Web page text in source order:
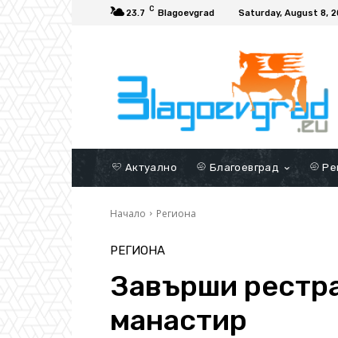
23.7 C Blagoevgrad Saturday, August 8,
Актуално Благоевград
Начало Региона
РЕГИОНА
Завърши
манастир